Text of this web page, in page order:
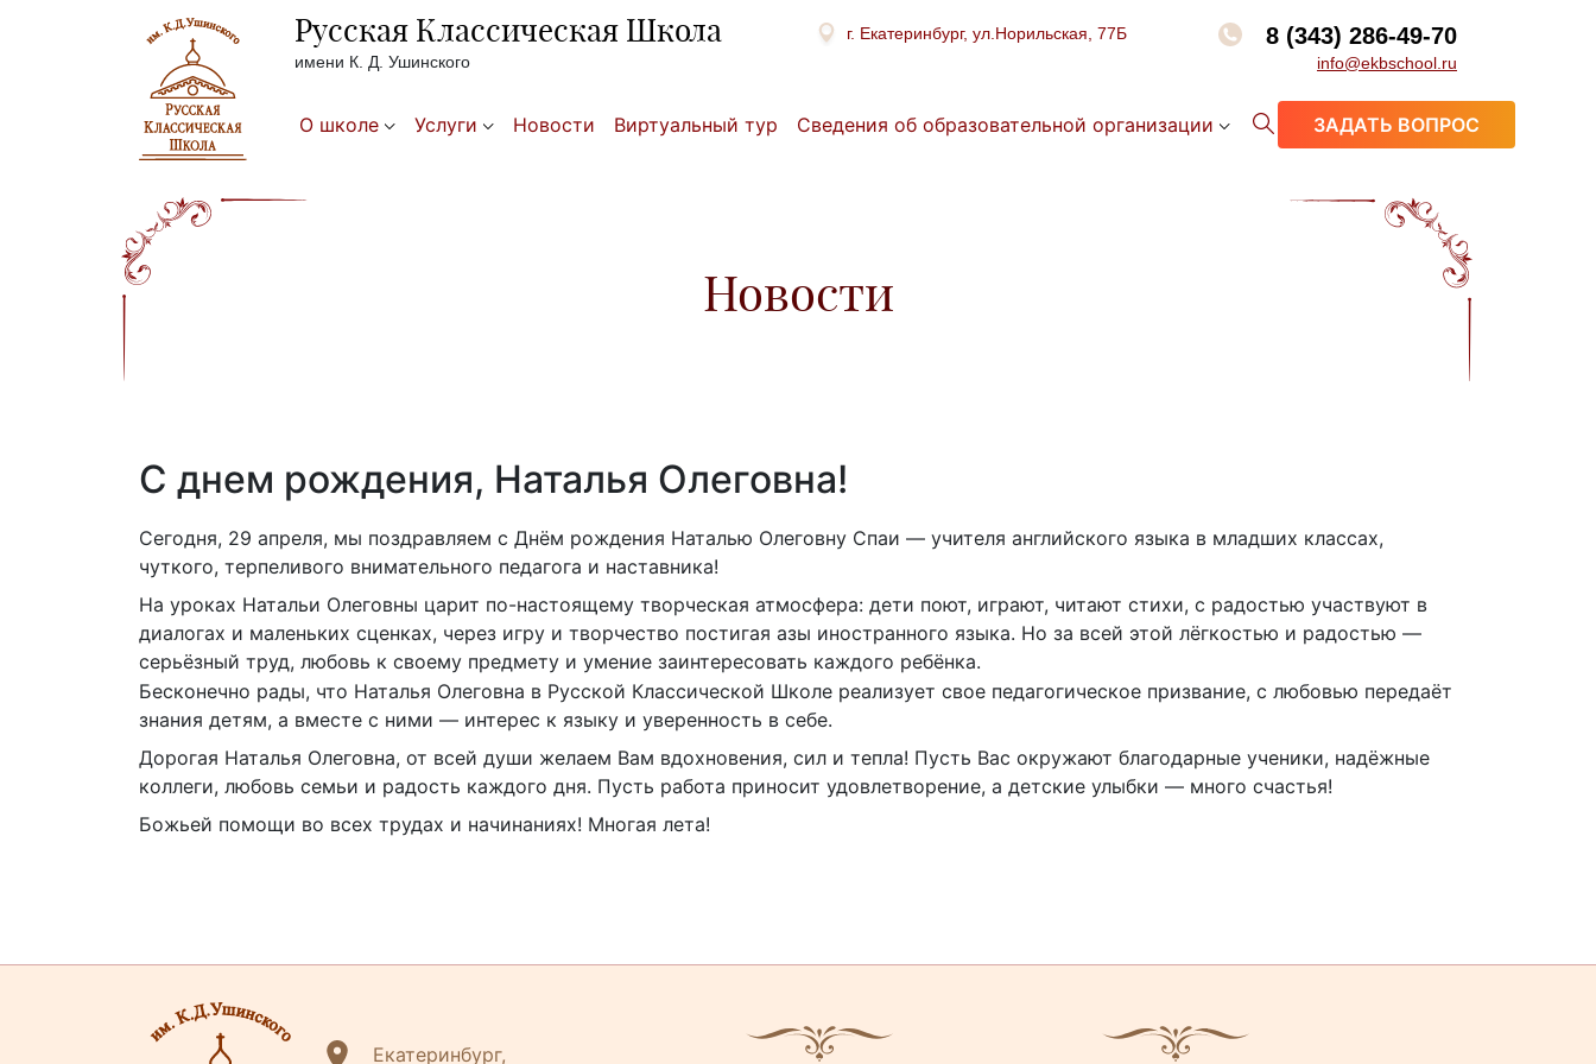
Русская Классическая Школа
имени К. Д. Ушинского
г. Екатеринбург, ул.Норильская, 77Б 8 (343) 286-49-70
info@ekbschool.ru
О школе Услуги Новости Виртуальный тур Сведения об образовательной организации ЗАДАТЬ ВОПРОС
Новости
С днем рождения, Наталья Олеговна!
Сегодня, 29 апреля, мы поздравляем с Днём рождения Наталью Олеговну Спаи — учителя английского языка в младших классах,
чуткого, терпеливого внимательного педагога и наставника!
На уроках Натальи Олеговны царит по-настоящему творческая атмосфера: дети поют, играют, читают стихи, с радостью участвуют в
диалогах и маленьких сценках, через игру и творчество постигая азы иностранного языка. Но за всей этой лёгкостью и радостью —
серьёзный труд, любовь к своему предмету и умение заинтересовать каждого ребёнка.
Бесконечно рады, что Наталья Олеговна в Русской Классической Школе реализует свое педагогическое призвание, с любовью передаёт
знания детям, а вместе с ними — интерес к языку и уверенность в себе.
Дорогая Наталья Олеговна, от всей души желаем Вам вдохновения, сил и тепла! Пусть Вас окружают благодарные ученики, надёжные
коллеги, любовь семьи и радость каждого дня. Пусть работа приносит удовлетворение, а детские улыбки — много счастья!
Божьей помощи во всех трудах и начинаниях! Многая лета!
Екатеринбург,